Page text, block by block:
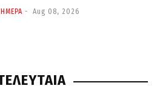
Aug 08, 2026